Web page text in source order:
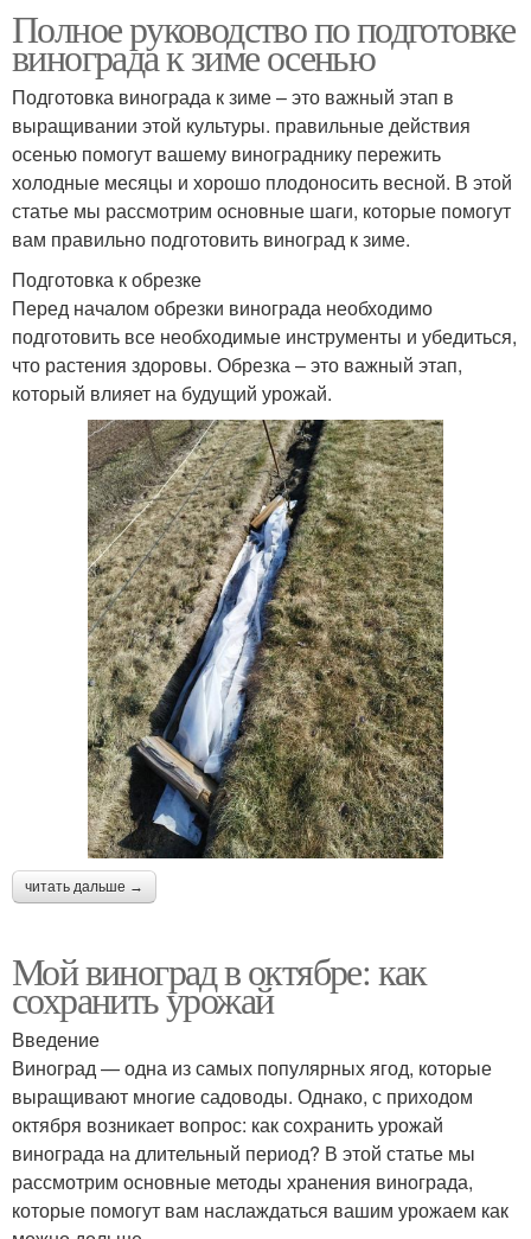
Полное руководство по подготовке
винограда к зиме осенью
Подготовка винограда к зиме – это важный этап в
выращивании этой культуры. правильные действия
осенью помогут вашему винограднику пережить
холодные месяцы и хорошо плодоносить весной. В этой
статье мы рассмотрим основные шаги, которые помогут
вам правильно подготовить виноград к зиме.
Подготовка к обрезке
Перед началом обрезки винограда необходимо
подготовить все необходимые инструменты и убедиться,
что растения здоровы. Обрезка – это важный этап,
который влияет на будущий урожай.
читать дальше →
Мой виноград в октябре: как
сохранить урожай
Введение
Виноград — одна из самых популярных ягод, которые
выращивают многие садоводы. Однако, с приходом
октября возникает вопрос: как сохранить урожай
винограда на длительный период? В этой статье мы
рассмотрим основные методы хранения винограда,
которые помогут вам наслаждаться вашим урожаем как